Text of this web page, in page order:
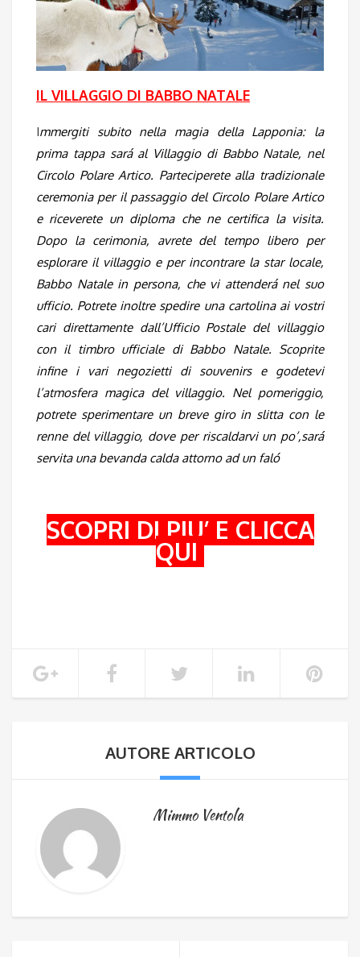
IL VILLAGGIO DI BABBO NATALE
Immergiti subito nella magia della Lapponia: la
prima tappa sará al Villaggio di Babbo Natale, nel
Circolo Polare Artico. Parteciperete alla tradizionale
ceremonia per il passaggio del Circolo Polare Artico
e riceverete un diploma che ne certifica la visita.
Dopo la cerimonia, avrete del tempo libero per
esplorare il villaggio e per incontrare la star locale,
Babbo Natale in persona, che vi attenderá nel suo
ufficio. Potrete inoltre spedire una cartolina ai vostri
cari direttamente dall’Ufficio Postale del villaggio
con il timbro ufficiale di Babbo Natale. Scoprite
infine i vari negozietti di souvenirs e godetevi
l’atmosfera magica del villaggio. Nel pomeriggio,
potrete sperimentare un breve giro in slitta con le
renne del villaggio, dove per riscaldarvi un po’,sará
servita una bevanda calda attorno ad un faló
SCOPRI DI PIU’ E CLICCA
QUI
AUTORE ARTICOLO
Mimmo Ventola